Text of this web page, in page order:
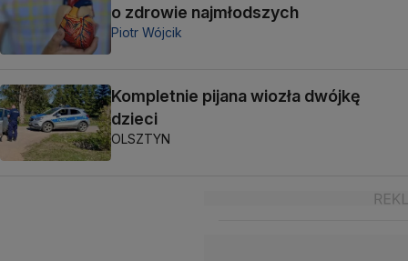
o zdrowie najmłodszych
Piotr Wójcik
Kompletnie pijana wiozła dwójkę
dzieci
OLSZTYN